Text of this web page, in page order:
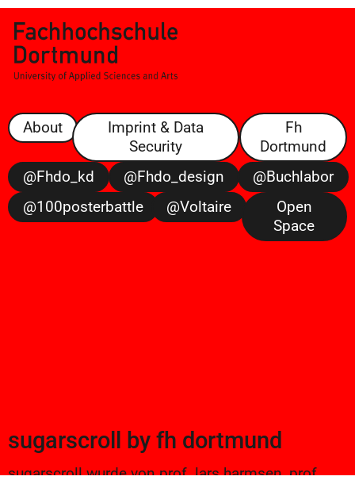
About
Imprint & Data
Security
Fh
Dortmund
@fhdo_kd
@fhdo_design
@buchlabor
@100posterbattle
@voltaire
Open
Space
sugarscroll by fh dortmund
sugarscroll wurde von prof. lars harmsen, prof.